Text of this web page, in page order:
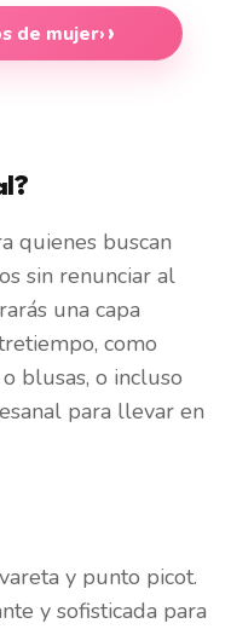
de mujer›
quienes buscan
sin renunciar al
una capa
como
blusas, o incluso
para llevar en
y punto picot.
y sofisticada para